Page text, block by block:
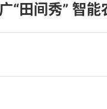
“田间秀” 智